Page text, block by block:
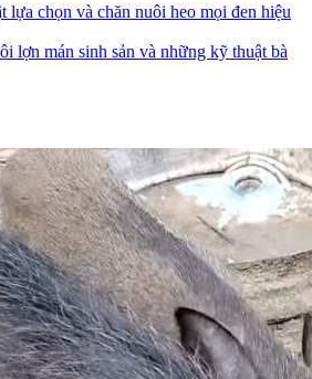
lựa chọn và chăn nuôi heo mọi đen hiệu
lợn mán sinh sản và những kỹ thuật bà